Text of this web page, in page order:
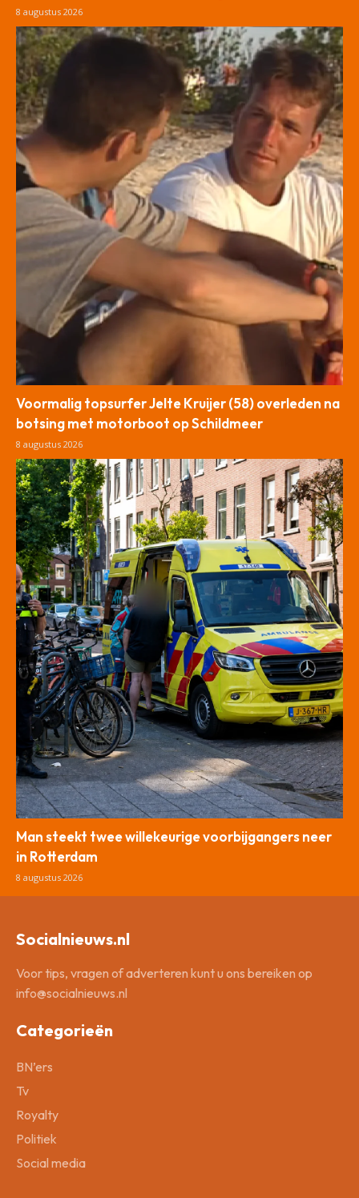
8 augustus 2026
Voormalig topsurfer Jelte Kruijer (58) overleden na
botsing met motorboot op Schildmeer
8 augustus 2026
Man steekt twee willekeurige voorbijgangers neer
in Rotterdam
8 augustus 2026
Socialnieuws.nl
Voor tips, vragen of adverteren kunt u ons bereiken op
info@socialnieuws.nl
Categorieën
BN’ers
Tv
Royalty
Politiek
Social media